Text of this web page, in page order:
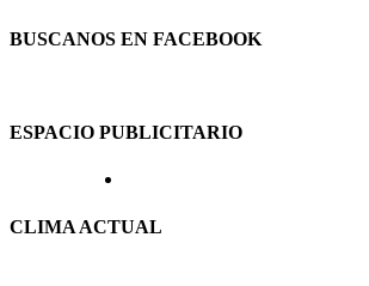
BUSCANOS EN FACEBOOK
ESPACIO PUBLICITARIO
CLIMA ACTUAL